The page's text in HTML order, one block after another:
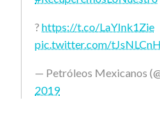
? https://t.co/LaYInk1Zie
pic.twitter.com/
— Petróleos Mexicanos
2019